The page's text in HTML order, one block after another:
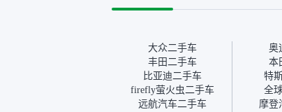
线下看车。结果跟你们的报
我第一天看车，第二天你们
就约我到店，我第三天去提
的车。去之前我提前跟交接
人员说好，到了之后要当着
我的面再做一次复检，你们
大众二手车 奥
丰田二手车
本
比亚迪二手车
特
firefly萤火虫二手车
全
远航汽车二手车
摩登